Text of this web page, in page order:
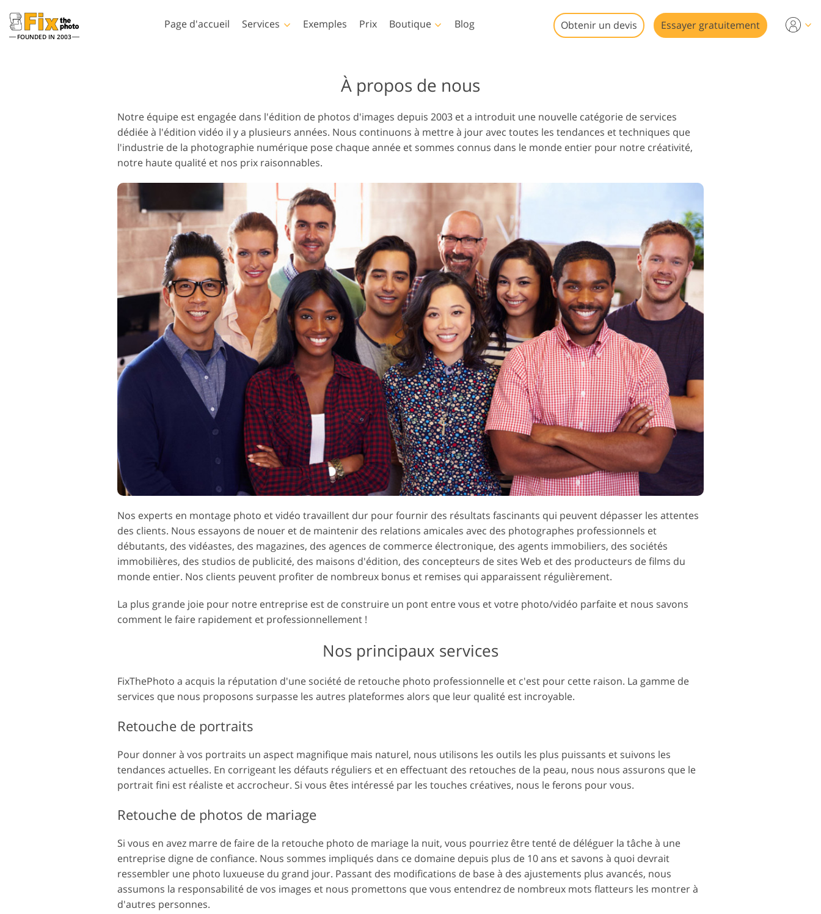
FOUNDED IN 2003
Page d'accueil Services
Services de retouche photo Services Retouche du corps
Services de retouche photo
pour bébé
Services de retouche photo
immobilière
Services de Retouche Photo
de Mariage
Modèles de vêtements
générés par l'IA
Services de manipulation
d'images
Services de restauration
Services de retouche de
produits
Services de retouche de
bijoux
Données d'Entraînement IA Services de montage vidéo
Exemples Prix Boutique
Collections complètes de
préréglages LR
Meilleures offres
prédéfinies
Pinceaux Photoshop
Superpositions
Photoshop
Textures Photoshop
Ps Actions Collections
Ps superpose des
collections entières
Modèles
Modèles de marketing
Cartes de Saint Valentin
Invitations de mariage
pour enfants
Superpositions vidéo
Blog Obtenir un devis Essayer gratuitement
À propos de nous
Notre équipe est engagée dans l'édition de photos d'images depuis 2003 et a introduit une nouvelle catégorie de services
dédiée à l'édition vidéo il y a plusieurs années. Nous continuons à mettre à jour avec toutes les tendances et techniques que
l'industrie de la photographie numérique pose chaque année et sommes connus dans le monde entier pour notre créativité,
notre haute qualité et nos prix raisonnables.
Nos experts en montage photo et vidéo travaillent dur pour fournir des résultats fascinants qui peuvent dépasser les attentes
des clients. Nous essayons de nouer et de maintenir des relations amicales avec des photographes professionnels et
débutants, des vidéastes, des magazines, des agences de commerce électronique, des agents immobiliers, des sociétés
immobilières, des studios de publicité, des maisons d'édition, des concepteurs de sites Web et des producteurs de films du
monde entier. Nos clients peuvent profiter de nombreux bonus et remises qui apparaissent régulièrement.
La plus grande joie pour notre entreprise est de construire un pont entre vous et votre photo/vidéo parfaite et nous savons
comment le faire rapidement et professionnellement !
Nos principaux services
FixThePhoto a acquis la réputation d'une société de retouche photo professionnelle et c'est pour cette raison. La gamme de
services que nous proposons surpasse les autres plateformes alors que leur qualité est incroyable.
Retouche de portraits
Pour donner à vos portraits un aspect magnifique mais naturel, nous utilisons les outils les plus puissants et suivons les
tendances actuelles. En corrigeant les défauts réguliers et en effectuant des retouches de la peau, nous nous assurons que le
portrait fini est réaliste et accrocheur. Si vous êtes intéressé par les touches créatives, nous le ferons pour vous.
Retouche de photos de mariage
Si vous en avez marre de faire de la retouche photo de mariage la nuit, vous pourriez être tenté de déléguer la tâche à une
entreprise digne de confiance. Nous sommes impliqués dans ce domaine depuis plus de 10 ans et savons à quoi devrait
ressembler une photo luxueuse du grand jour. Passant des modifications de base à des ajustements plus avancés, nous
assumons la responsabilité de vos images et nous promettons que vous entendrez de nombreux mots flatteurs les montrer à
d'autres personnes.